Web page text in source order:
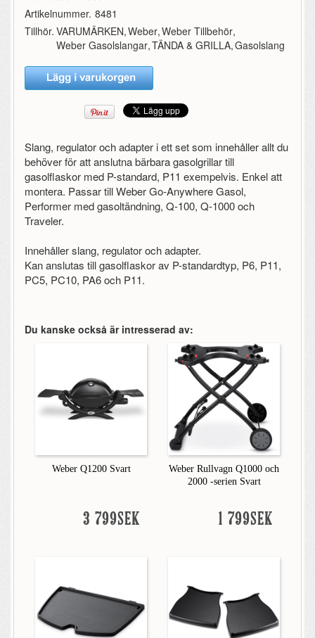
Artikelnummer. 8481
Tillhör. VARUMÄRKEN,Weber,Weber Tillbehör,
Weber Gasolslangar,TÄNDA & GRILLA,Gasolslang
Slang, regulator och adapter i ett set som innehåller allt du
behöver för att anslutna bärbara gasolgrillar till
gasolflaskor med P-standard, P11 exempelvis. Enkel att
montera. Passar till Weber Go-Anywhere Gasol,
Performer med gasoltändning, Q-100, Q-1000 och
Traveler.
Innehåller slang, regulator och adapter.
Kan anslutas till gasolflaskor av P-standardtyp, P6, P11,
PC5, PC10, PA6 och P11.
Du kanske också är intresserad av:
Weber Q1200 Svart
3 799SEK
Weber Rullvagn Q1000 och
2000 -serien Svart
1 799SEK